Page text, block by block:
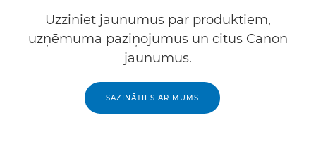
Uzziniet jaunumus par produktiem,
uzņēmuma paziņojumus un citus Canon
jaunumus.
SAZINĀTIES AR MUMS